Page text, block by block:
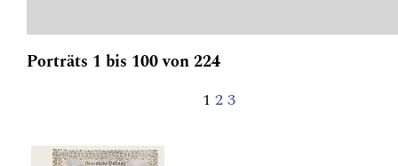
Porträts 1 bis 100 von 224
1 23